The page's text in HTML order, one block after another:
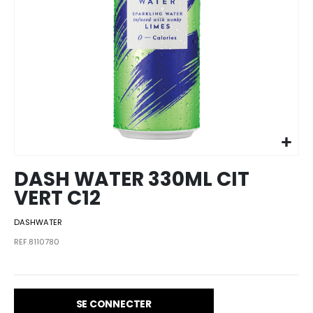
images
gallery
DASH WATER 330ML CIT
VERT C12
DASHWATER
REF.8110780
SE CONNECTER